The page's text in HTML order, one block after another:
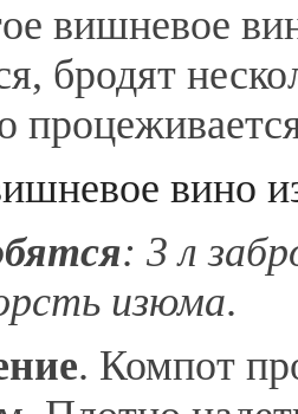
вишневое
бродят
вино
: 3 л
изюма.
. Компот